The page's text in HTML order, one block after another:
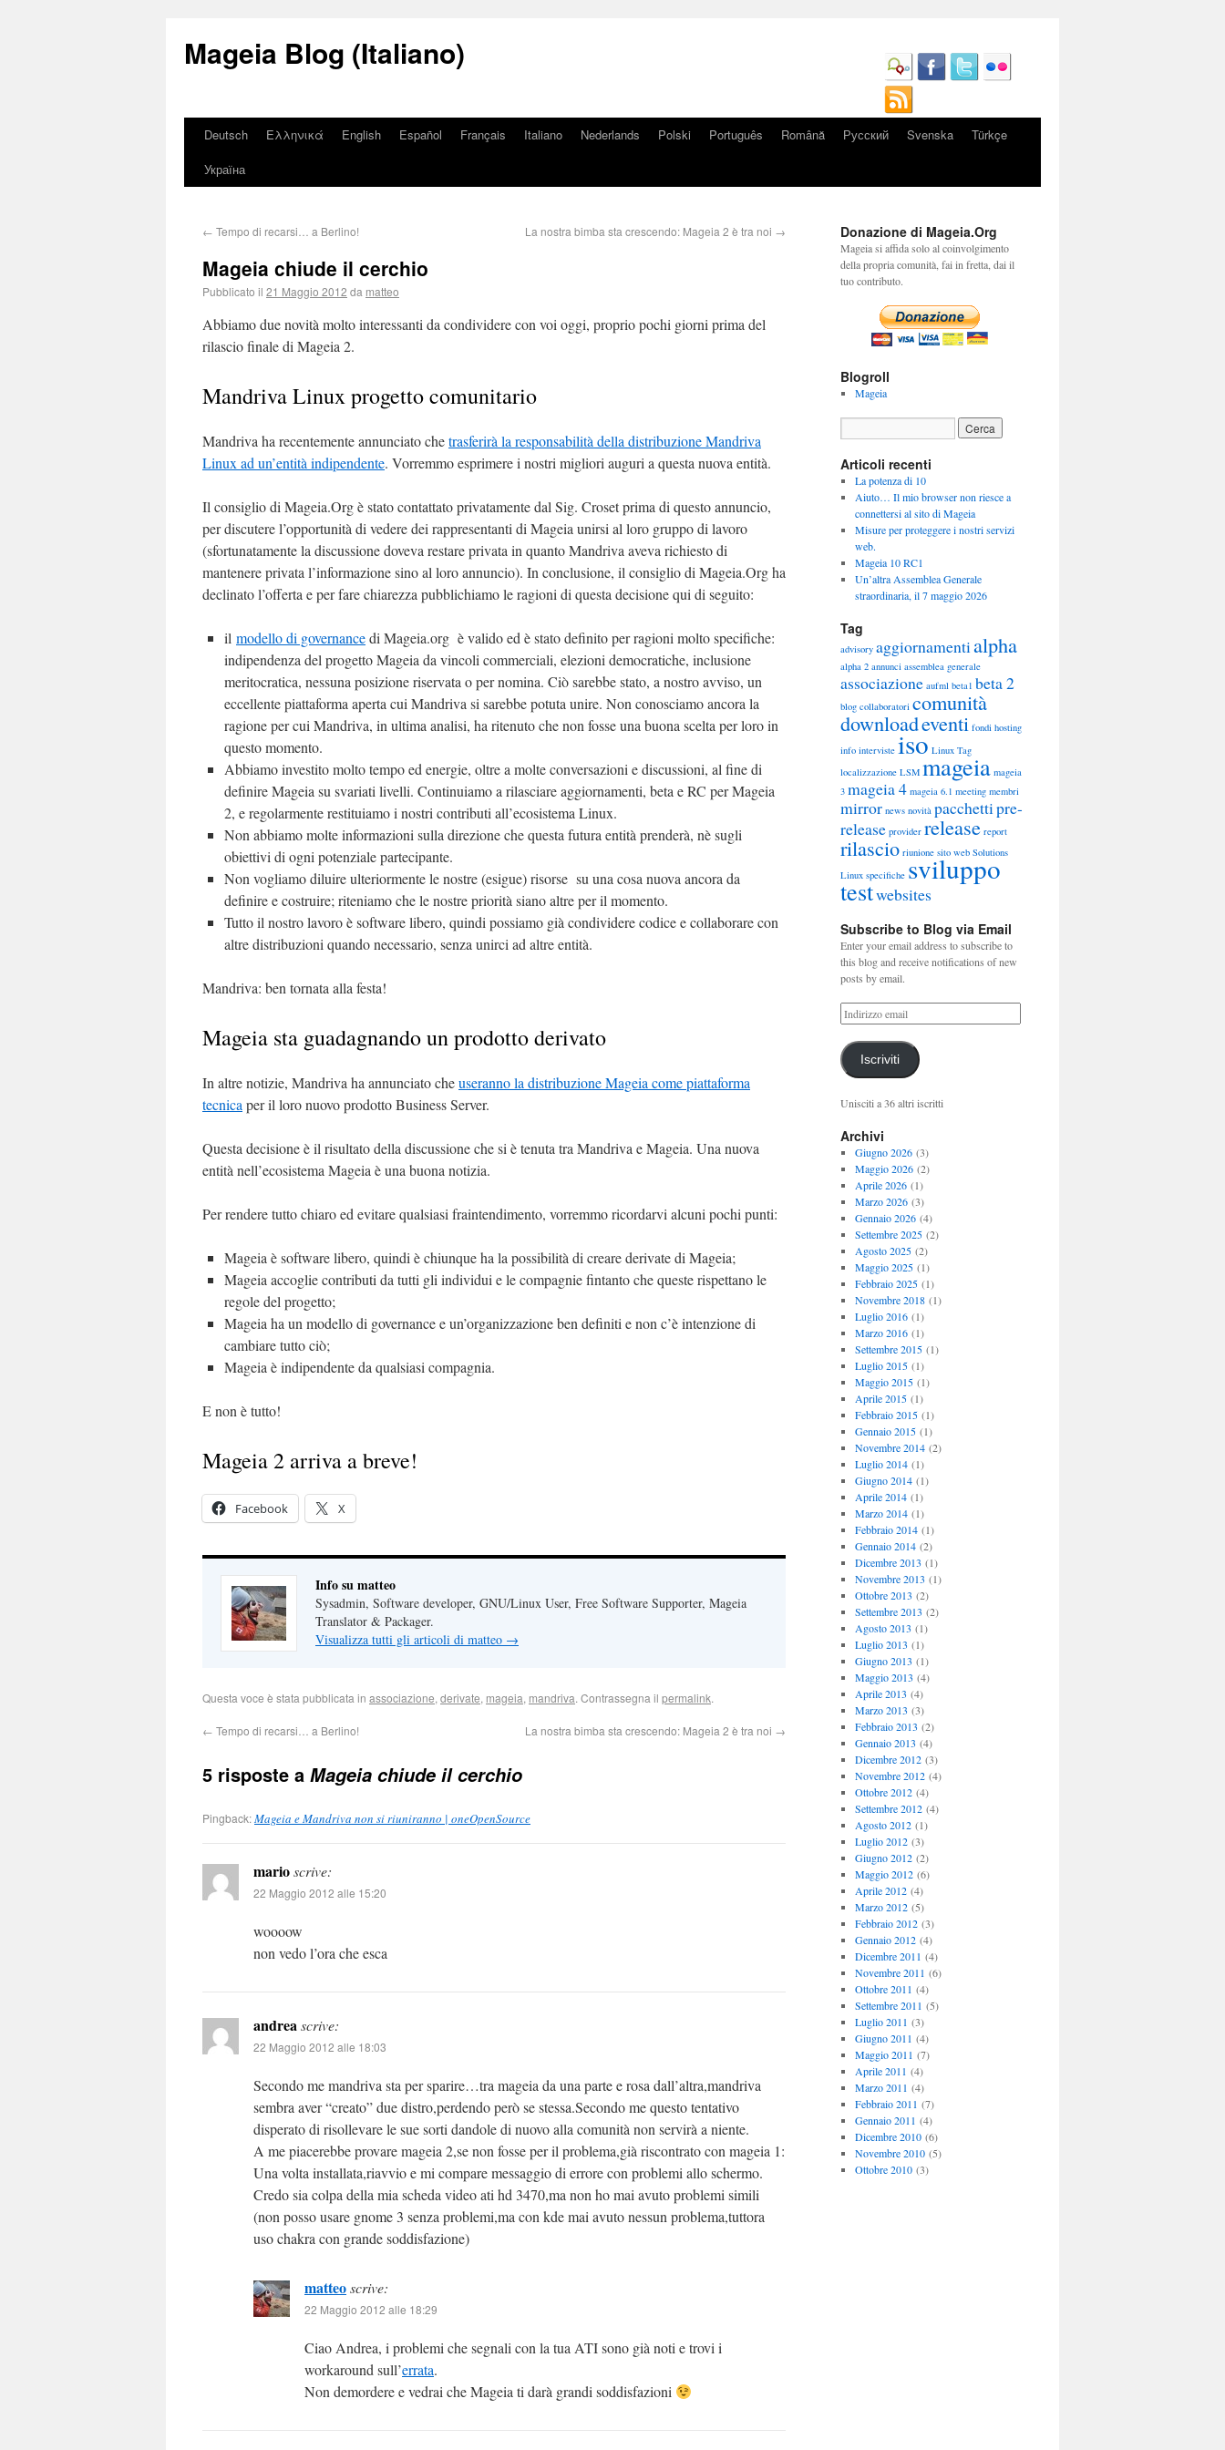
Mageia Blog (Italiano)
Deutsch Ελληνικά English Español Français Italiano Nederlands Polski Português Română Русский Svenska
Türkçe
Україна
← Tempo di recarsi… a Berlino! La nostra bimba sta crescendo: Mageia 2 è tra noi →
Mageia chiude il cerchio
Pubblicato il 21 Maggio 2012 da matteo
Abbiamo due novità molto interessanti da condividere con voi oggi, proprio pochi giorni prima del
rilascio finale di Mageia 2.
Mandriva Linux progetto comunitario
Mandriva ha recentemente annunciato chetrasferirà la responsabilità della distribuzione Mandriva
Linux ad un’entità indipendente. Vorremmo esprimere i nostri migliori auguri a questa nuova entità.
Il consiglio di Mageia.Org è stato contattato privatamente dal Sig. Croset prima di questo annuncio,
per discutere l’opportunità di vedere dei rappresentanti di Mageia unirsi al loro gruppo di lavoro
(sfortunatamente la discussione doveva restare privata in quanto Mandriva aveva richiesto di
mantenere privata l’informazione sino al loro annuncio). In conclusione, il consiglio di Mageia.Org ha
declinato l’offerta e per fare chiarezza pubblichiamo le ragioni di questa decisione qui di seguito:
il modello di governancedi Mageia.org è valido ed è stato definito per ragioni molto specifiche:
indipendenza del progetto Mageia da vincoli commerciali, elezioni democratiche, inclusione
meritocratica, nessuna posizione riservata o per nomina. Ciò sarebbe stato, a nostro avviso, un
eccellente piattaforma aperta cui Mandriva si sarebbe potuta unire. Non conosciamo ancora la
ragione per cui Mandriva, in ultima analisi, ha ritenuto che non fosse una buona scelta per loro in
questo momento.
Abbiamo investito molto tempo ed energie, oltre a molte conversazioni e discussioni, al fine di
definire Mageia su svariati livelli. Continuiamo a rilasciare aggiornamenti, beta e RC per Mageia
2, e regolarmente restituiamo i nostri contributi all’ecosistema Linux.
Non abbiamo molte informazioni sulla direzione che questa futura entità prenderà, nè sugli
obiettivi di ogni potenziale partecipante.
Non vogliamo diluire ulteriormente le nostre (esigue) risorse su una cosa nuova ancora da
definire e costruire; riteniamo che le nostre priorità siano altre per il momento.
Tutto il nostro lavoro è software libero, quindi possiamo già condividere codice e collaborare con
altre distribuzioni quando necessario, senza unirci ad altre entità.
Mandriva: ben tornata alla festa!
Mageia sta guadagnando un prodotto derivato
In altre notizie, Mandriva ha annunciato cheuseranno la distribuzione Mageia come piattaforma
tecnica per il loro nuovo prodotto Business Server.
Questa decisione è il risultato della discussione che si è tenuta tra Mandriva e Mageia. Una nuova
entità nell’ecosistema Mageia è una buona notizia.
Per rendere tutto chiaro ed evitare qualsiasi fraintendimento, vorremmo ricordarvi alcuni pochi punti:
Mageia è software libero, quindi è chiunque ha la possibilità di creare derivate di Mageia;
Mageia accoglie contributi da tutti gli individui e le compagnie fintanto che queste rispettano le
regole del progetto;
Mageia ha un modello di governance e un’organizzazione ben definiti e non c’è intenzione di
cambiare tutto ciò;
Mageia è indipendente da qualsiasi compagnia.
E non è tutto!
Mageia 2 arriva a breve!
Facebook X
Info su matteo
Sysadmin, Software developer, GNU/Linux User, Free Software Supporter, Mageia
Translator & Packager.
Visualizza tutti gli articoli di matteo →
Questa voce è stata pubblicata in associazione, derivate, mageia, mandriva. Contrassegna il permalink.
← Tempo di recarsi… a Berlino! La nostra bimba sta crescendo: Mageia 2 è tra noi →
5 risposte a Mageia chiude il cerchio
Pingback:Mageia e Mandriva non si riuniranno | oneOpenSource
marioscrive:
22 Maggio 2012 alle 15:20
woooow
non vedo l’ora che esca
andreascrive:
22 Maggio 2012 alle 18:03
Secondo me mandriva sta per sparire…tra mageia da una parte e rosa dall’altra,mandriva
sembra aver “creato” due distro,perdendo però se stessa.Secondo me questo tentativo
disperato di risollevare le sue sorti dandole di nuovo alla comunità non servirà a niente.
A me piacerebbe provare mageia 2,se non fosse per il problema,già riscontrato con mageia 1:
Una volta installata,riavvio e mi compare messaggio di errore con problemi allo schermo.
Credo sia colpa della mia scheda video ati hd 3470,ma non ho mai avuto problemi simili
(non posso usare gnome 3 senza problemi,ma con kde mai avuto nessun problema,tuttora
uso chakra con grande soddisfazione)
matteoscrive:
22 Maggio 2012 alle 18:29
Ciao Andrea, i problemi che segnali con la tua ATI sono già noti e trovi i
workaround sull’errata.
Non demordere e vedrai che Mageia ti darà grandi soddisfazioni
Donazione di Mageia.Org
Mageia si affida solo al coinvolgimento
della propria comunità, fai in fretta, dai il
tuo contributo.
Blogroll
Mageia
Articoli recenti
La potenza di 10
Aiuto… Il mio browser non riesce a
connettersi al sito di Mageia
Misure per proteggere i nostri servizi
web.
Mageia 10 RC1
Un’altra Assemblea Generale
straordinaria, il 7 maggio 2026
Tag
advisory aggiornamentialpha
alpha 2 annunci assemblea generale
associazione aufml beta1 beta 2
blog collaboratori comunità
downloadeventi fondi hosting
info interviste iso Linux Tag
localizzazione LSM mageia mageia
3 mageia 4 mageia 6.1 meeting membri
mirror news novità pacchettipre-
release provider release report
rilascio riunione sito web Solutions
Linux specifiche sviluppo
testwebsites
Subscribe to Blog via Email
Enter your email address to subscribe to
this blog and receive notifications of new
posts by email.
Iscriviti
Unisciti a 36 altri iscritti
Archivi
Giugno 2026(3)
Maggio 2026(2)
Aprile 2026(1)
Marzo 2026(3)
Gennaio 2026(4)
Settembre 2025(2)
Agosto 2025(2)
Maggio 2025(1)
Febbraio 2025(1)
Novembre 2018(1)
Luglio 2016(1)
Marzo 2016(1)
Settembre 2015(1)
Luglio 2015(1)
Maggio 2015(1)
Aprile 2015(1)
Febbraio 2015(1)
Gennaio 2015(1)
Novembre 2014(2)
Luglio 2014(1)
Giugno 2014(1)
Aprile 2014(1)
Marzo 2014(1)
Febbraio 2014(1)
Gennaio 2014(2)
Dicembre 2013 (1)
Novembre 2013 (1)
Ottobre 2013 (2)
Settembre 2013 (2)
Agosto 2013 (1)
Luglio 2013 (1)
Giugno 2013 (1)
Maggio 2013 (4)
Aprile 2013 (4)
Marzo 2013 (3)
Febbraio 2013 (2)
Gennaio 2013 (4)
Dicembre 2012(3)
Novembre 2012(4)
Ottobre 2012(4)
Settembre 2012(4)
Agosto 2012(1)
Luglio 2012(3)
Giugno 2012(2)
Maggio 2012(6)
Aprile 2012(4)
Marzo 2012(5)
Febbraio 2012(3)
Gennaio 2012(4)
Dicembre 2011 (4)
Novembre 2011 (6)
Ottobre 2011 (4)
Settembre 2011 (5)
Luglio 2011 (3)
Giugno 2011 (4)
Maggio 2011 (7)
Aprile 2011 (4)
Marzo 2011 (4)
Febbraio 2011 (7)
Gennaio 2011 (4)
Dicembre 2010(6)
Novembre 2010(5)
Ottobre 2010(3)